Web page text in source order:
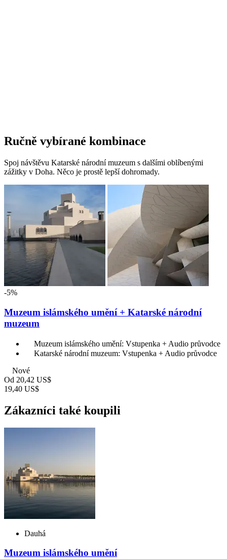
Ručně vybírané kombinace
Spoj návštěvu Katarské národní muzeum s dalšími oblíbenými
zážitky v Doha. Něco je prostě lepší dohromady.
-5%
Muzeum islámského umění + Katarské národní
muzeum
Muzeum islámského umění: Vstupenka + Audio průvodce
Katarské národní muzeum: Vstupenka + Audio průvodce
Nové
Od 20,42 US$
19,40 US$
Zákazníci také koupili
Dauhá
Muzeum islámského umění